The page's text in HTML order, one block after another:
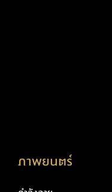
ภาพยนตร์